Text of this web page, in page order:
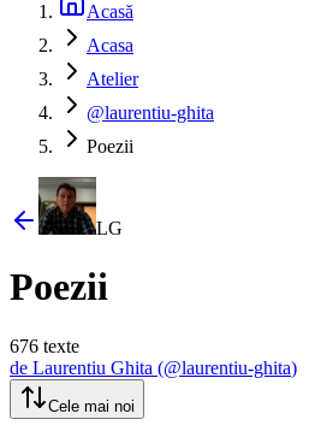
Acasă
Acasa
Atelier
@laurentiu-ghita
Poezii
LG
Poezii
676 texte
de Laurentiu Ghita (@laurentiu-ghita)
Cele mai noi